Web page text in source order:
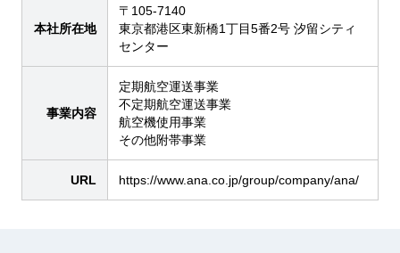
本社所在地
〒105-7140
東京都港区東新橋1丁目5番2号 汐留シティ
センター
事業内容
定期航空運送事業
不定期航空運送事業
航空機使用事業
その他附帯事業
URL https://www.ana.co.jp/group/company/ana/